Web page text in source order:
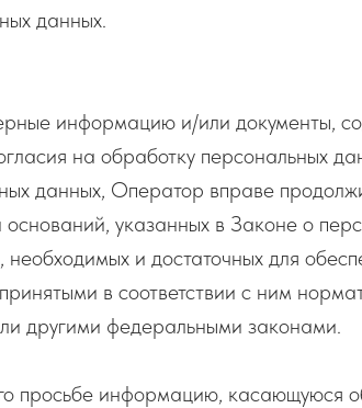
данных.
информацию и/или документы,
на обработку персональных
данных, Оператор вправе
указанных в Законе о
и достаточных для
в соответствии с ним
другими федеральными законами.
просьбе информацию, касающуюся